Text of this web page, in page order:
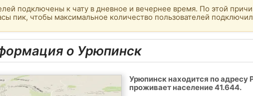
подключены к чату в дневное и вечернее время. По этой
пик, чтобы максимальное количество пользователей
о Урюпинск
Урюпинск находится по адресу
проживает население 41.644.